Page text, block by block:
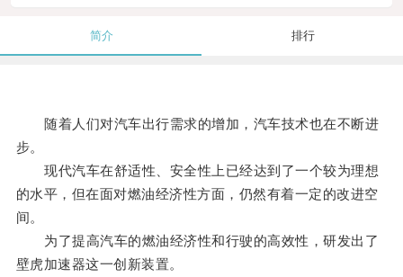
简介 排行
随着人们对汽车出行需求的增加，汽车技术也在不断进
步。
现代汽车在舒适性、安全性上已经达到了一个较为理想
的水平，但在面对燃油经济性方面，仍然有着一定的改进空
间。
为了提高汽车的燃油经济性和行驶的高效性，研发出了
壁虎加速器这一创新装置。